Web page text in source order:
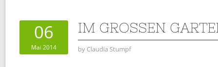
06
Mai 2014
IM GROSSEN GARTEN
by Claudia Stumpf